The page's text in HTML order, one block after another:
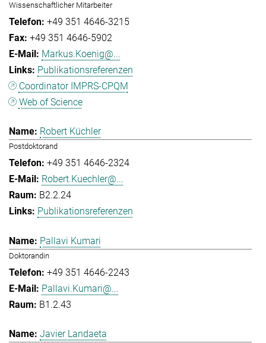
Wissenschaftlicher Mitarbeiter
+49 351 4646-3215
+49 351 4646-5902
Markus.Koenig@...
Publikationsreferenzen
Coordinator IMPRS-CPQM
Web of Science
Robert Küchler
Postdoktorand
+49 351 4646-2324
Robert.Kuechler@...
B2.2.24
Publikationsreferenzen
Pallavi Kumari
Doktorandin
+49 351 4646-2243
Pallavi.Kumari@...
B1.2.43
Javier Landaeta